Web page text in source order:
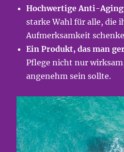
Hochwertige Anti-
starke Wahl für alle, die
Aufmerksamkeit
Ein Produkt, das man
Pflege nicht nur
angenehm sein sollte.